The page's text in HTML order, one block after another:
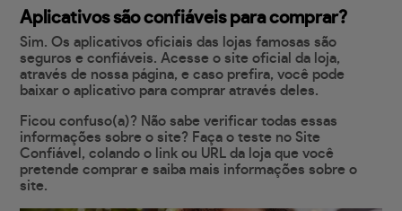
Aplicativos são confiáveis para comprar?
Sim. Os aplicativos oficiais das lojas famosas são
seguros e confiáveis. Acesse o site oficial da loja,
através de nossa página, e caso prefira, você pode
baixar o aplicativo para comprar através deles.
Ficou confuso(a)? Não sabe verificar todas essas
informações sobre o site? Faça o teste no Site
Confiável, colando o link ou URL da loja que você
pretende comprar e saiba mais informações sobre o
site.